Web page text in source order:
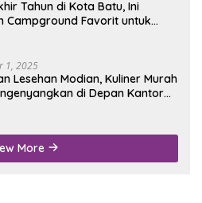
Tahun di Kota Batu, Ini
Campground Favorit untuk
1, 2025
Lesehan Modian, Kuliner Murah
di Depan Kantor
More